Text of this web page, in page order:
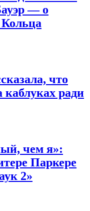
— о
что
каблуках ради
чем я»:
Паркере
2»